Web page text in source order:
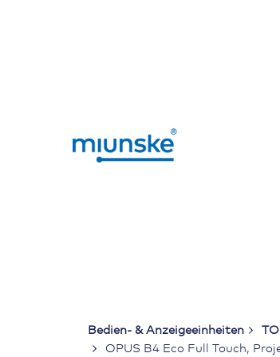
Bedien- & Anzeigeeinheiten
OPUS B4 Eco Full Touch,